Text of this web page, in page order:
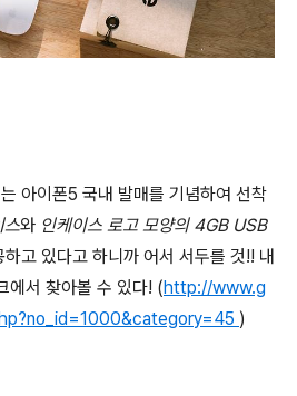
아이폰5 국내 발매를 기념하여 선착
스와 인케이스 로고 모양의 4GB USB
고 있다고 하니까 어서 서두를 것!! 내
에서 찾아볼 수 있다! (http://www.g
)